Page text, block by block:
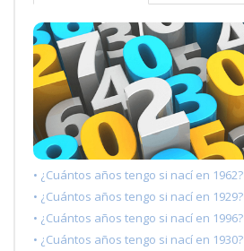
• ¿Cuántos años tengo si nací en 1962?
• ¿Cuántos años tengo si nací en 1929?
• ¿Cuántos años tengo si nací en 1996?
• ¿Cuántos años tengo si nací en 1930?